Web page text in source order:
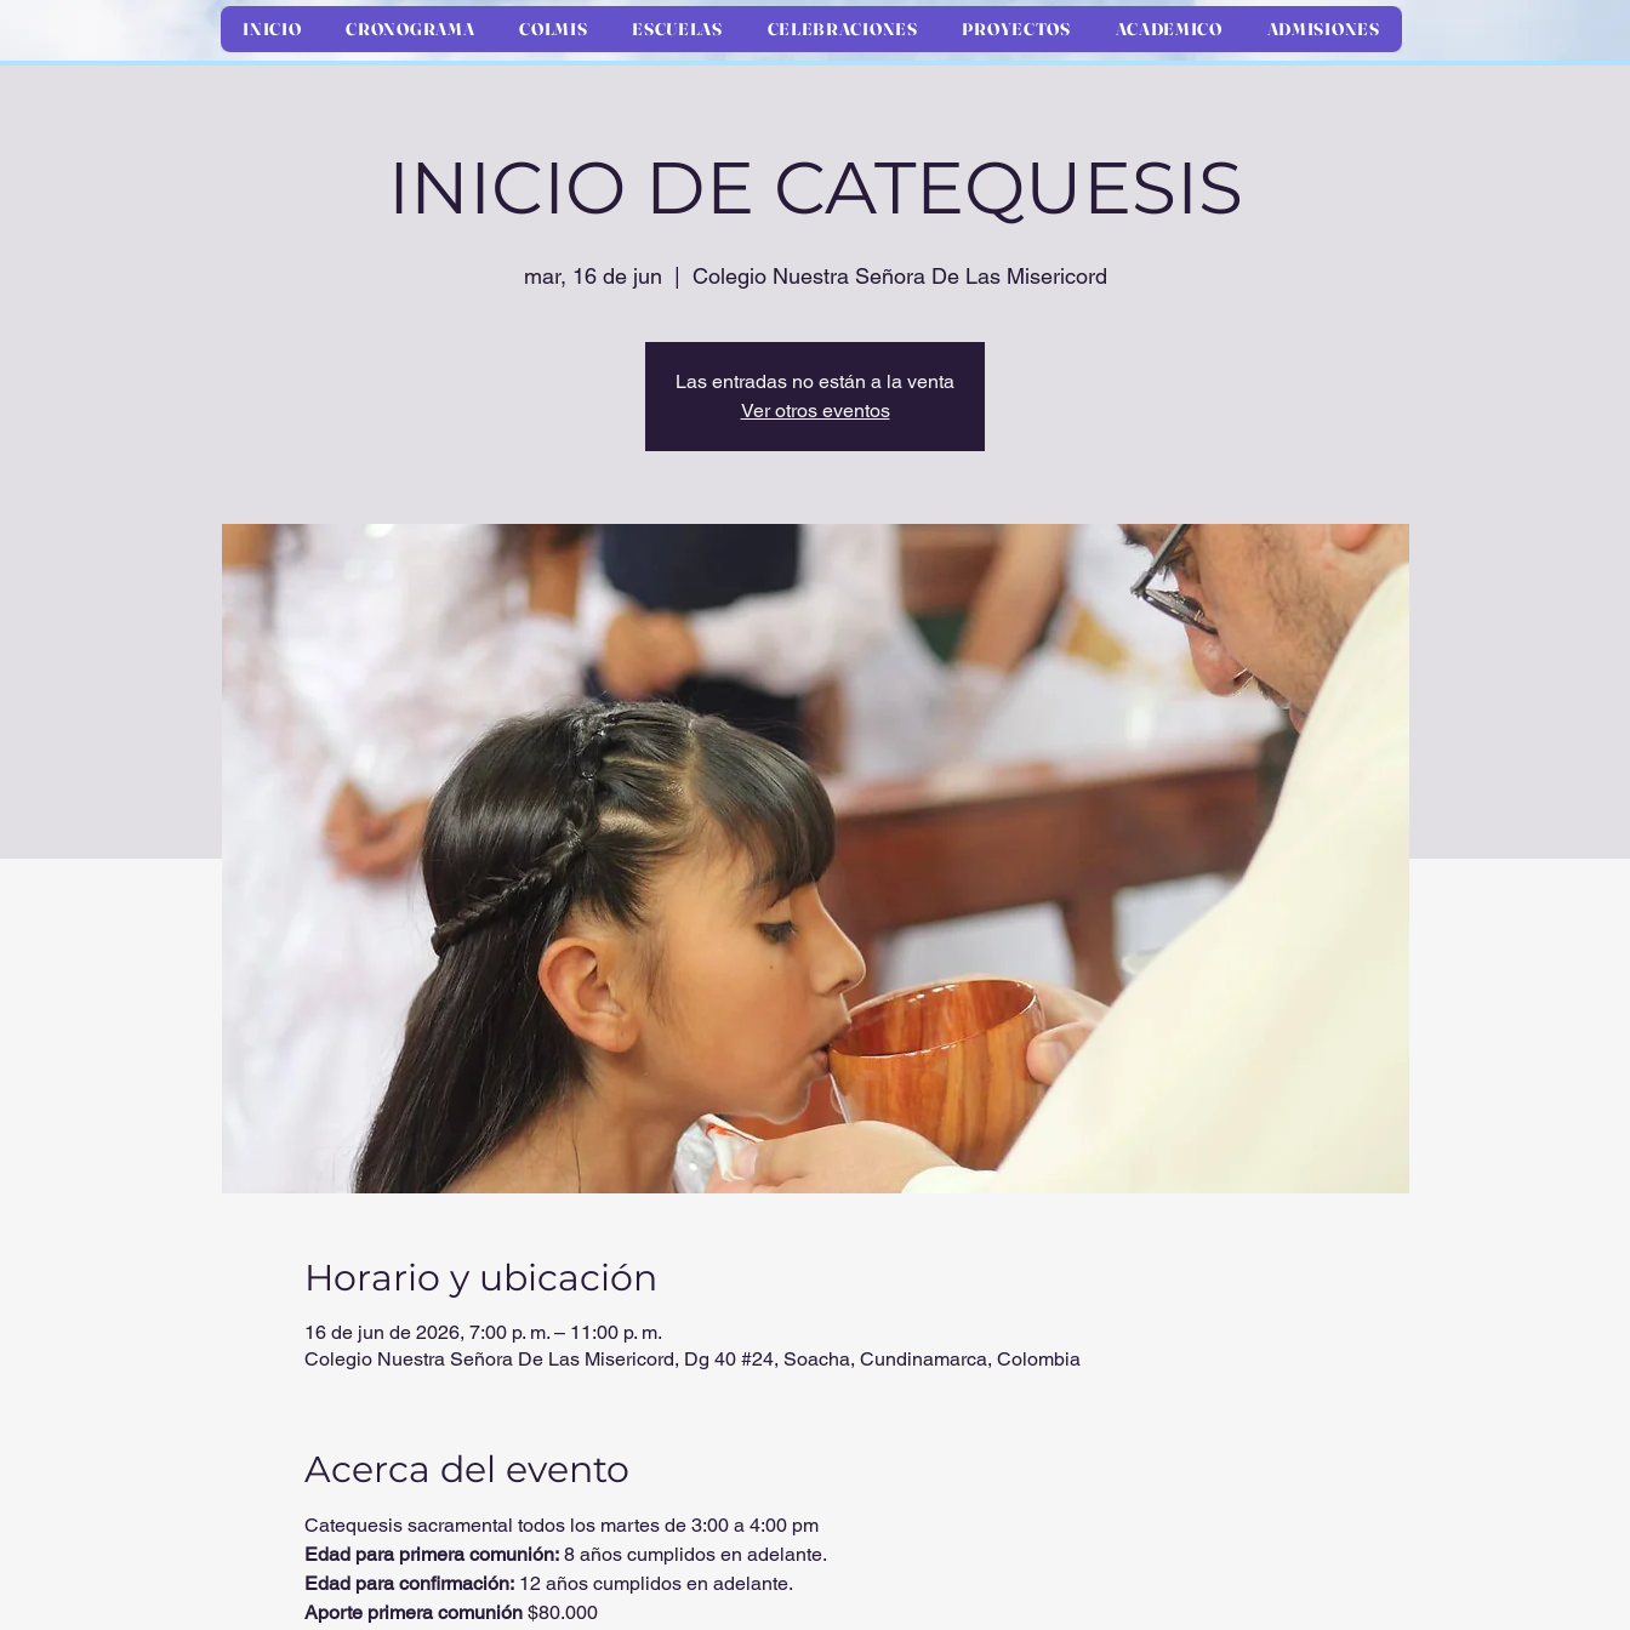
INICIO CRONOGRAMA COLMIS ESCUELAS CELEBRACIONES PROYECTOS ACADEMICO ADMISIONES
INICIO DE CATEQUESIS
mar, 16 de jun Colegio Nuestra Señora De Las Misericord
Las entradas no están a la venta
Ver otros eventos
Horario y ubicación
16 de jun de 2026, 7:00 p. m. – 11:00 p. m.
Colegio Nuestra Señora De Las Misericord, Dg 40 #24, Soacha, Cundinamarca, Colombia
Acerca del evento
Catequesis sacramental todos los martes de 3:00 a 4:00 pm
Edad para primera comunión: 8 años cumplidos en adelante.
Edad para confirmación: 12 años cumplidos en adelante.
Aporte primera comunión $80.000